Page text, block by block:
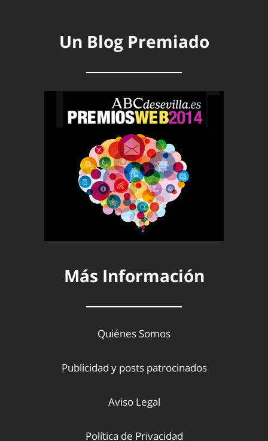
Un Blog Premiado
Más Información
Quiénes Somos
Publicidad y posts patrocinados
Aviso Legal
Política de Privacidad